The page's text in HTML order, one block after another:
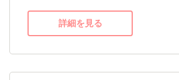
詳細を見る